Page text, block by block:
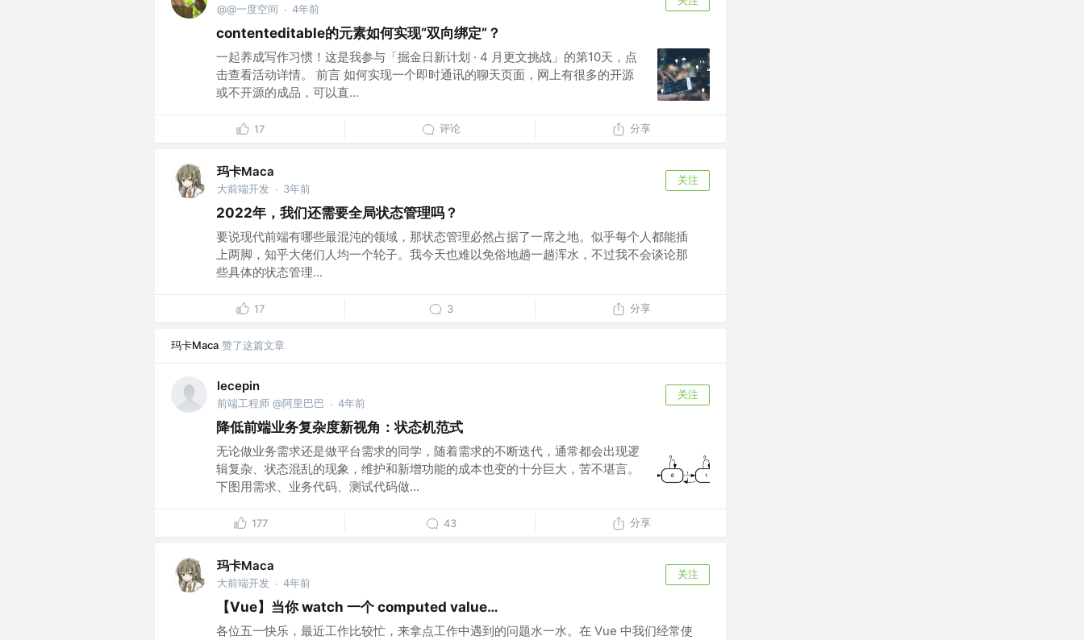
@@一度空间 · 4年前
contenteditable的元素如何实现“双向绑定”？
一起养成写作习惯！这是我参与「掘金日新计划 · 4 月更文挑战」的第10天，点
击查看活动详情。 前言 如何实现一个即时通讯的聊天页面，网上有很多的开源
或不开源的成品，可以直...
17 评论 分享
玛卡Maca
大前端开发 · 3年前
关注
2022年，我们还需要全局状态管理吗？
要说现代前端有哪些最混沌的领域，那状态管理必然占据了一席之地。似乎每个人都能插
上两脚，知乎大佬们人均一个轮子。我今天也难以免俗地趟一趟浑水，不过我不会谈论那
些具体的状态管理...
17 3 分享
玛卡Maca 赞了这篇文章
lecepin
前端工程师 @阿里巴巴 · 4年前
关注
降低前端业务复杂度新视角：状态机范式
无论做业务需求还是做平台需求的同学，随着需求的不断迭代，通常都会出现逻
辑复杂、状态混乱的现象，维护和新增功能的成本也变的十分巨大，苦不堪言。
下图用需求、业务代码、测试代码做...
177 43 分享
玛卡Maca
大前端开发 · 4年前
关注
【Vue】当你 watch 一个 computed value…
各位五一快乐，最近工作比较忙，来拿点工作中遇到的问题水一水。在 Vue 中我们经常使